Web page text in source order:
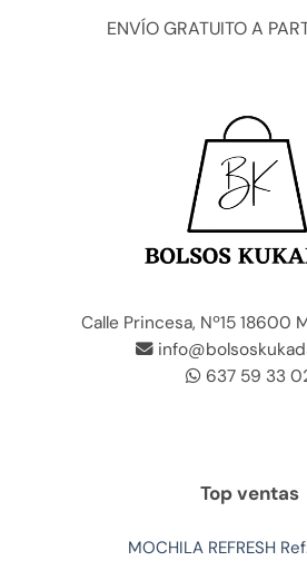
ENVÍO GRATUITO A
Calle Princesa, Nº15 18600
637 59 33
Top ventas
MOCHILA REFRESH